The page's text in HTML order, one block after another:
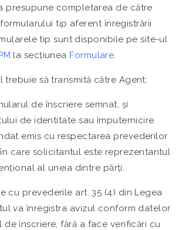
presupune completarea de către
tip aferent înregistrării
tip sunt disponibile pe site-ul
la secțiunea Formulare.
trebuie să transmită către Agent:
de înscriere semnat, și
de identitate sau împuternicire
emis cu respectarea prevederilor
care solicitantul este reprezentantul
al uneia dintre părți.
cu prevederile art. 35 (4) din Legea
va înregistra avizul conform datelor
de înscriere, fără a face verificări cu